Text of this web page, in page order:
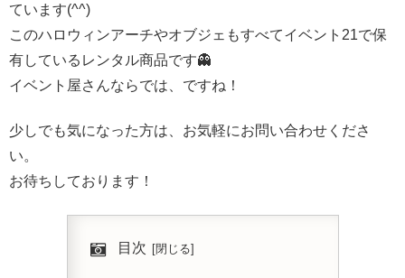
ています(^^)
このハロウィンアーチやオブジェもすべてイベント21で保
有しているレンタル商品です👻
イベント屋さんならでは、ですね！
少しでも気になった方は、お気軽にお問い合わせくださ
い。
お待ちしております！
目次